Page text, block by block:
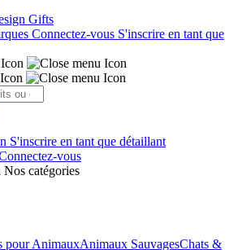
Connectez-vous S'inscrire en tant que
S'inscrire en tant que détaillant
vous
Nos catégories
pour AnimauxAnimaux SauvagesChats &